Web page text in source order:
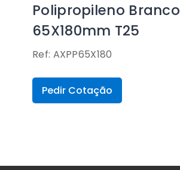
Polipropileno Branco
65X180mm T25
Ref: AXPP65X180
Pedir Cotação